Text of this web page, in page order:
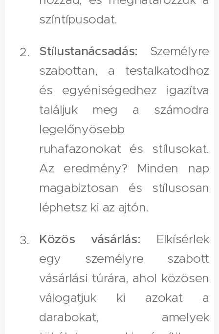
színtípusodat.
Stílustanácsadás: Személyre
szabottan, a testalkatodhoz
és egyéniségedhez igazítva
találjuk meg a számodra
legelőnyösebb
ruhafazonokat és stílusokat.
Az eredmény? Minden nap
magabiztosan és stílusosan
léphetsz ki az ajtón.
Közös vásárlás: Elkísérlek
egy személyre szabott
vásárlási túrára, ahol közösen
válogatjuk ki azokat a
darabokat, amelyek